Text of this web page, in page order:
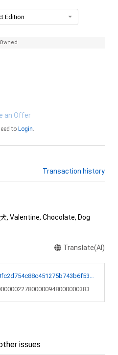
Edition
Owned
an Offer
to Login.
Transaction history
, Valentine, Chocolate, Dog
Translate(AI)
0xb30fc2d754c88c451275b743b6f530f19f643683
0x0000000022780000094800000038383a
issues